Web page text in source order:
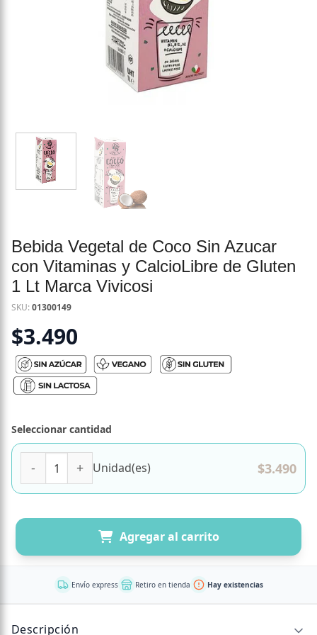
Bebida Vegetal de Coco Sin Azucar
con Vitaminas y CalcioLibre de Gluten
1 Lt Marca Vivicosi
SKU:01300149
$3.490
Seleccionar cantidad
Unidad(es) $3.490
Agregar al carrito
Envío express Retiro en tienda Hay existencias
Descripción